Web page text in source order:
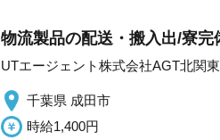
物流製品の配送・搬入出/寮
UTエージェント株式会社AGT北関
千葉県 成田市
時給1,400円